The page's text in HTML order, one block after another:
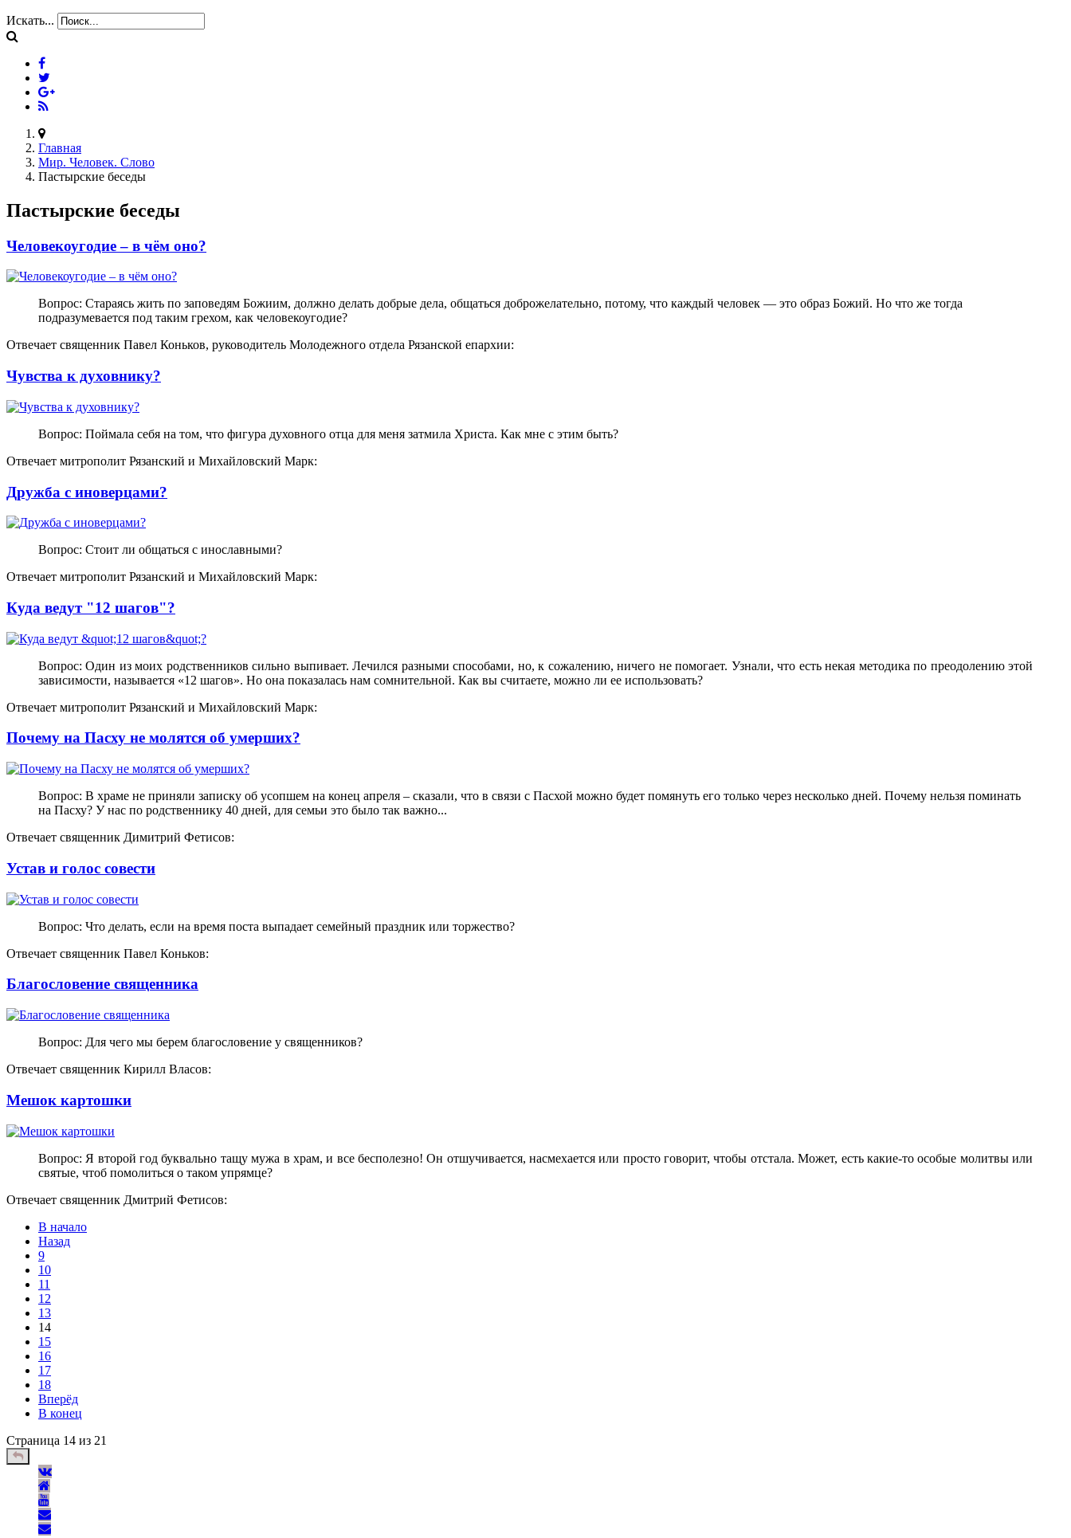
Искать...
Главная
Мир. Человек. Слово
Пастырские беседы
Пастырские беседы
Человекоугодие – в чём оно?
Вопрос: Стараясь жить по заповедям Божиим, должно делать добрые дела, общаться доброжелательно, потому, что каждый человек — это образ Божий. Но что же тогда
подразумевается под таким грехом, как человекоугодие?
Отвечает священник Павел Коньков, руководитель Молодежного отдела Рязанской епархии:
Чувства к духовнику?
Вопрос: Поймала себя на том, что фигура духовного отца для меня затмила Христа. Как мне с этим быть?
Отвечает митрополит Рязанский и Михайловский Марк:
Дружба с иноверцами?
Вопрос: Стоит ли общаться с инославными?
Отвечает митрополит Рязанский и Михайловский Марк:
Куда ведут "12 шагов"?
Вопрос: Один из моих родственников сильно выпивает. Лечился разными способами, но, к сожалению, ничего не помогает. Узнали, что есть некая методика по преодолению этой
зависимости, называется «12 шагов». Но она показалась нам сомнительной. Как вы считаете, можно ли ее использовать?
Отвечает митрополит Рязанский и Михайловский Марк:
Почему на Пасху не молятся об умерших?
Вопрос: В храме не приняли записку об усопшем на конец апреля – сказали, что в связи с Пасхой можно будет помянуть его только через несколько дней. Почему нельзя поминать
на Пасху? У нас по родственнику 40 дней, для семьи это было так важно...
Отвечает священник Димитрий Фетисов:
Устав и голос совести
Вопрос: Что делать, если на время поста выпадает семейный праздник или торжество?
Отвечает священник Павел Коньков:
Благословение священника
Вопрос: Для чего мы берем благословение у священников?
Отвечает священник Кирилл Власов:
Мешок картошки
Вопрос: Я второй год буквально тащу мужа в храм, и все бесполезно! Он отшучивается, насмехается или просто говорит, чтобы отстала. Может, есть какие-то особые молитвы или
святые, чтоб помолиться о таком упрямце?
Отвечает священник Дмитрий Фетисов:
В начало
Назад
9
10
11
12
13
14
15
16
17
18
Вперёд
В конец
Страница 14 из 21